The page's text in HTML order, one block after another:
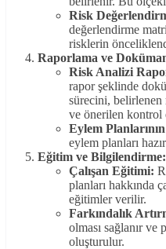
Risk
değerlendirme
risklerin
Raporlama ve
Risk Analizi
rapor şeklinde
sürecini, belirlenen
ve önerilen kontrol
Eylem
eylem planları
Eğitim ve Bilgilendirme:
Çalışan Eğitimi:
planları hakkında
eğitimler verilir.
Farkındalık
olması sağlanır
oluşturulur.